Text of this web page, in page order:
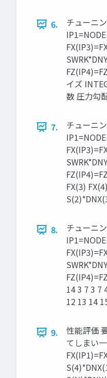
6.
チューニ
イズ
数 圧力勾
7.
チューニ
FX(3)
8.
チューニ
14 3 7 3 7
12 13 14
9.
性能評価
てしまい